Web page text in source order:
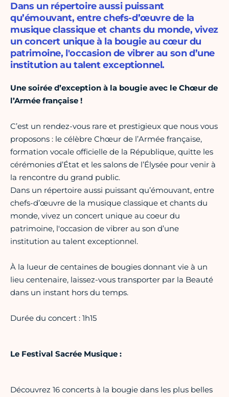
Dans un répertoire aussi puissant
qu’émouvant, entre chefs-d’œuvre de la
musique classique et chants du monde, vivez
un concert unique à la bougie au cœur du
patrimoine, l'occasion de vibrer au son d’une
institution au talent exceptionnel.
Une soirée d’exception à la bougie avec le Chœur de
l’Armée française !
C’est un rendez-vous rare et prestigieux que nous vous
proposons : le célèbre Chœur de l’Armée française,
formation vocale officielle de la République, quitte les
cérémonies d’État et les salons de l’Élysée pour venir à
la rencontre du grand public.
Dans un répertoire aussi puissant qu’émouvant, entre
chefs-d’œuvre de la musique classique et chants du
monde, vivez un concert unique au coeur du
patrimoine, l'occasion de vibrer au son d’une
institution au talent exceptionnel.
À la lueur de centaines de bougies donnant vie à un
lieu centenaire, laissez-vous transporter par la Beauté
dans un instant hors du temps.
Durée du concert : 1h15
Le Festival Sacrée Musique :
Découvrez 16 concerts à la bougie dans les plus belles